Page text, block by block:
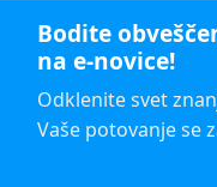
Bodite
na e-novice!
Odklenite svet
Vaše potovanje se